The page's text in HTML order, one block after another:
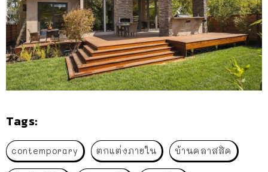
Tags:
contemporary ตกแต่งภายใน บ้านคลาสสิค